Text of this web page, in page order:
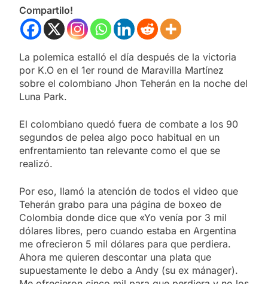
Compartilo!
La polemica estalló el día después de la victoria
por K.O en el 1er round de Maravilla Martínez
sobre el colombiano Jhon Teherán en la noche del
Luna Park.
El colombiano quedó fuera de combate a los 90
segundos de pelea algo poco habitual en un
enfrentamiento tan relevante como el que se
realizó.
Por eso, llamó la atención de todos el video que
Teherán grabo para una página de boxeo de
Colombia donde dice que «Yo venía por 3 mil
dólares libres, pero cuando estaba en Argentina
me ofrecieron 5 mil dólares para que perdiera.
Ahora me quieren descontar una plata que
supuestamente le debo a Andy (su ex mánager).